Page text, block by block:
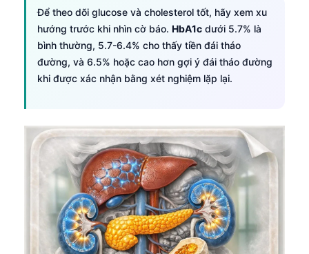
Để theo dõi glucose và cholesterol tốt, hãy xem xu
hướng trước khi nhìn cờ báo. HbA1c dưới 5.7% là
bình thường, 5.7-6.4% cho thấy tiền đái tháo
đường, và 6.5% hoặc cao hơn gợi ý đái tháo đường
khi được xác nhận bằng xét nghiệm lặp lại.